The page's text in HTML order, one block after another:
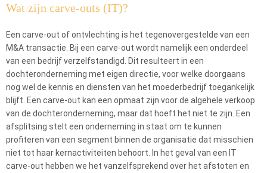
Wat zijn carve-outs (IT)?
Een carve-out of ontvlechting is het tegenovergestelde van een
M&A transactie. Bij een carve-out wordt namelijk een onderdeel
van een bedrijf verzelfstandigd. Dit resulteert in een
dochteronderneming met eigen directie, voor welke doorgaans
nog wel de kennis en diensten van het moederbedrijf toegankelijk
blijft. Een carve-out kan een opmaat zijn voor de algehele verkoop
van de dochteronderneming, maar dat hoeft het niet te zijn. Een
afsplitsing stelt een onderneming in staat om te kunnen
profiteren van een segment binnen de organisatie dat misschien
niet tot haar kernactiviteiten behoort. In het geval van een IT
carve-out hebben we het vanzelfsprekend over het afstoten en